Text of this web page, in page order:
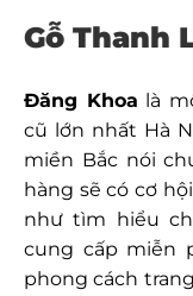
Gỗ Thanh
Đăng Khoa là
cũ lớn nhất Hà
miền Bắc nói
hàng sẽ có cơ
như tìm hiểu
cung cấp miễn
phong cách